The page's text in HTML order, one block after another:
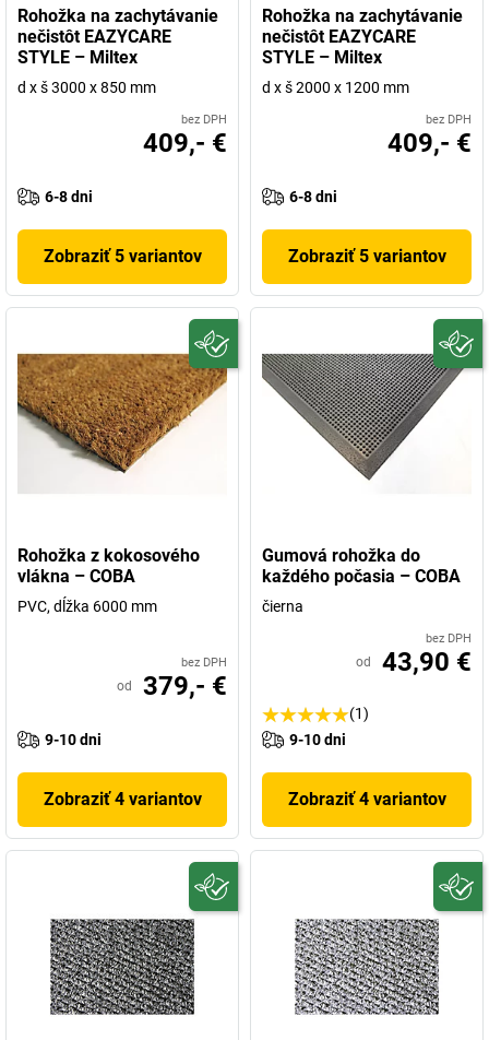
Rohožka na zachytávanie
nečistôt EAZYCARE
STYLE – Miltex
d x š 3000 x 850 mm
bez DPH
409,- €
6-8 dni
Zobraziť 5 variantov
Rohožka na zachytávanie
nečistôt EAZYCARE
STYLE – Miltex
d x š 2000 x 1200 mm
bez DPH
409,- €
6-8 dni
Zobraziť 5 variantov
Rohožka z kokosového
vlákna – COBA
PVC, dĺžka 6000 mm
bez DPH
od 379,- €
9-10 dni
Zobraziť 4 variantov
Gumová rohožka do
každého počasia – COBA
čierna
bez DPH
od 43,90 €
(1)
9-10 dni
Zobraziť 4 variantov